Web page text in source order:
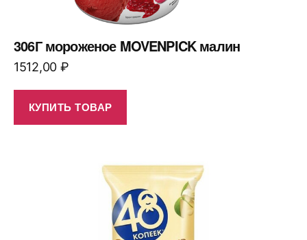
306Г мороженое MOVENPICK малин
1512,00 ₽
КУПИТЬ ТОВАР